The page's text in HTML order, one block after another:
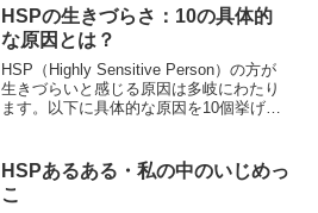
によって強い反応を示す傾向がありま
す。彼ら...
HSPの生きづらさ：10の具体的
な原因とは？
HSP（Highly Sensitive Person）の方が
生きづらいと感じる原因は多岐にわたり
ます。以下に具体的な原因を10個挙げて
やすく、疲れやすい。感情の共感力...
HSPあるある・私の中のいじめっ
こ